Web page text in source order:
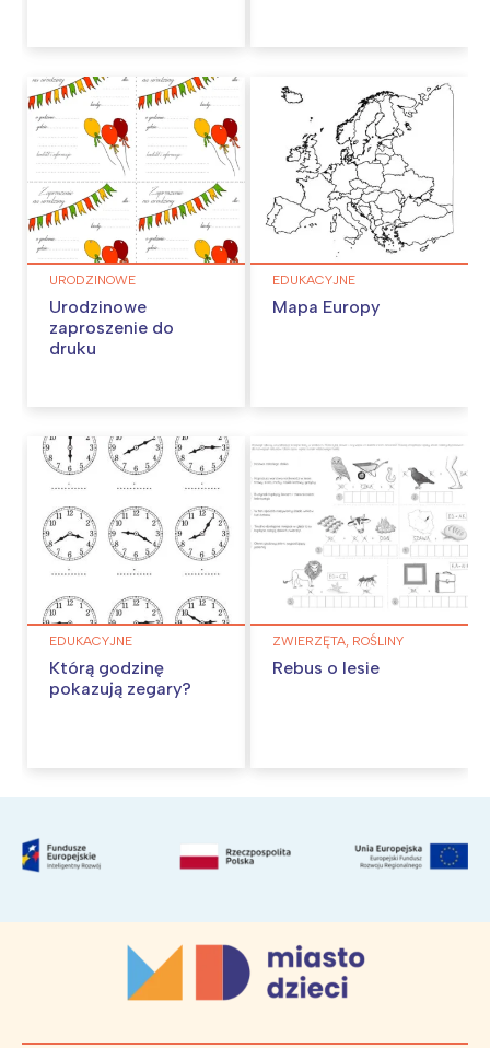
URODZINOWE
Urodzinowe
zaproszenie do
druku
EDUKACYJNE
Mapa Europy
EDUKACYJNE
Którą godzinę
pokazują zegary?
ZWIERZĘTA, ROŚLINY
Rebus o lesie